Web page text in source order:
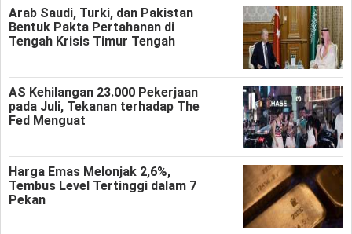
Arab Saudi, Turki, dan Pakistan
Bentuk Pakta Pertahanan di
Tengah Krisis Timur Tengah
AS Kehilangan 23.000 Pekerjaan
pada Juli, Tekanan terhadap The
Fed Menguat
Harga Emas Melonjak 2,6%,
Tembus Level Tertinggi dalam 7
Pekan